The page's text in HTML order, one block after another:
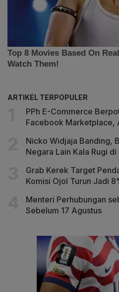
ARTIKEL TERPOPULER
PPh E-Commerce
Facebook Marketplace,
Nicko Widjaja Banding,
Negara Lain Kala Rugi di
Grab Kerek Target
Komisi Ojol Turun Jadi
Menteri Perhubungan
Sebelum 17 Agustus